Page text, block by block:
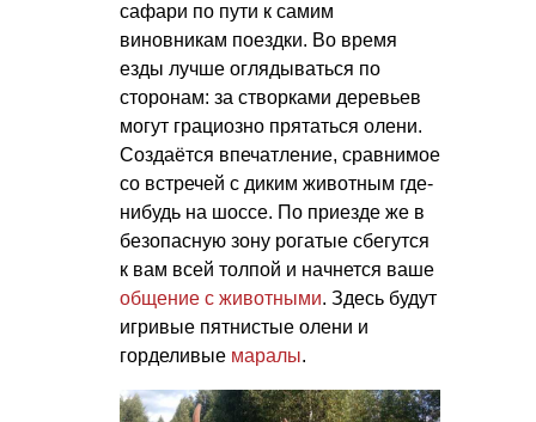
сафари по пути к самим
виновникам поездки. Во время
езды лучше оглядываться по
сторонам: за створками деревьев
могут грациозно прятаться олени.
Создаётся впечатление, сравнимое
со встречей с диким животным где-
нибудь на шоссе. По приезде же в
безопасную зону рогатые сбегутся
к вам всей толпой и начнется ваше
общение с животными. Здесь будут
игривые пятнистые олени и
горделивые маралы.